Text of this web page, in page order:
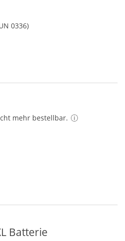
0336)
mehr bestellbar.
Batterie